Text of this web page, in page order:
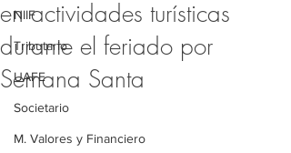
NIIF
Tributario
UAFE
Societario
M. Valores y Financiero
en actividades turísticas
durante el feriado por
Semana Santa